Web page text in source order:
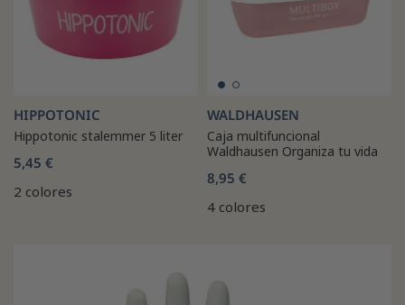
HIPPOTONIC
Hippotonic stalemmer 5 liter
5,45 €
2 colores
WALDHAUSEN
Caja multifuncional
Waldhausen Organiza tu vida
8,95 €
4 colores